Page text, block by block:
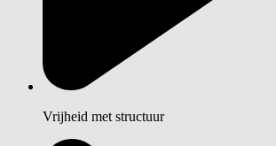
Vrijheid met structuur